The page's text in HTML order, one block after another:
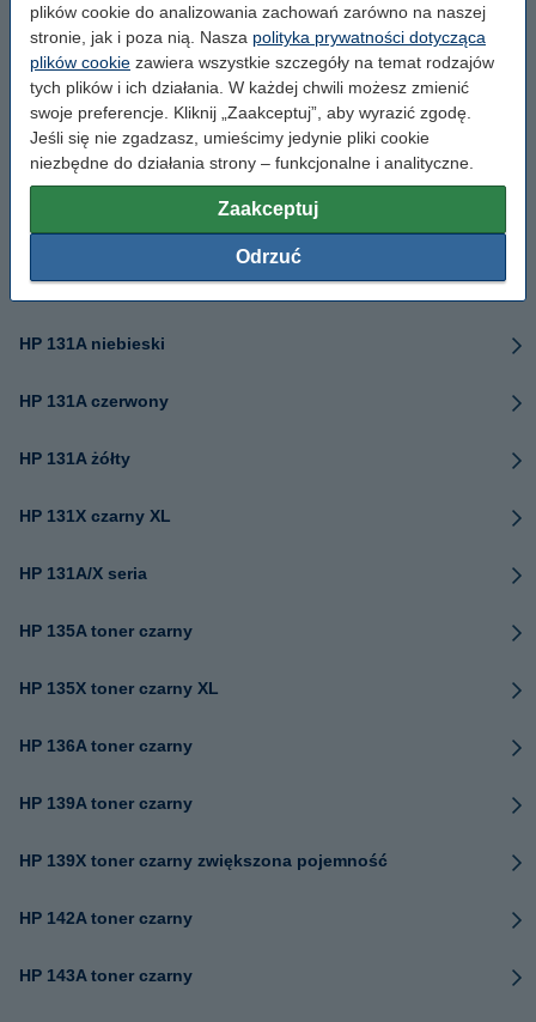
plików cookie do analizowania zachowań zarówno na naszej
stronie, jak i poza nią. Nasza polityka prywatności dotycząca
plików cookie zawiera wszystkie szczegóły na temat rodzajów
tych plików i ich działania. W każdej chwili możesz zmienić
swoje preferencje. Kliknij „Zaakceptuj”, aby wyrazić zgodę.
Jeśli się nie zgadzasz, umieścimy jedynie pliki cookie
niezbędne do działania strony – funkcjonalne i analityczne.
Zaakceptuj
Odrzuć
HP 130A niebieski
HP 130A czerwony
HP 130A żółty
HP 130A seria
HP 131A czarny
HP 131A niebieski
HP 131A czerwony
HP 131A żółty
HP 131X czarny XL
HP 131A/X seria
HP 135A toner czarny
HP 135X toner czarny XL
HP 136A toner czarny
HP 139A toner czarny
HP 139X toner czarny zwiększona pojemność
HP 142A toner czarny
HP 143A toner czarny